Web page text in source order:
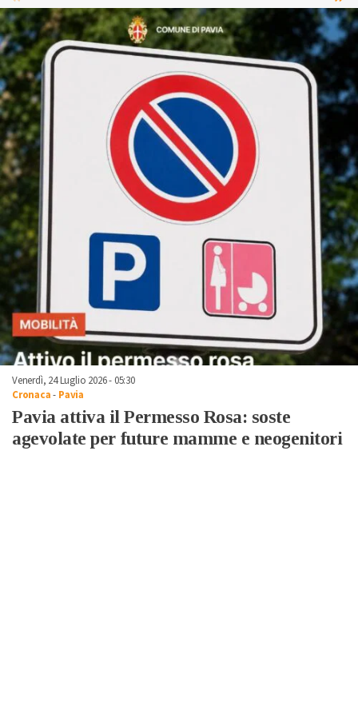
Venerdì, 24 Luglio 2026 - 05:30
Cronaca- Pavia
Pavia attiva il Permesso Rosa: soste
agevolate per future mamme e neogenitori